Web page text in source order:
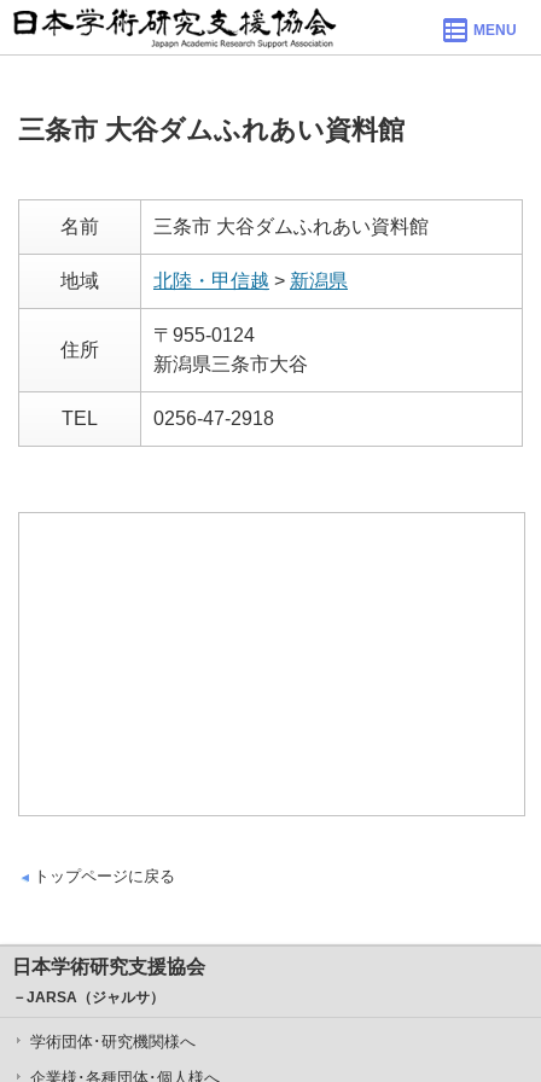
MENU
三条市 大谷ダムふれあい資料館
名前 三条市 大谷ダムふれあい資料館
地域 北陸・甲信越 > 新潟県
住所
〒955-0124
新潟県三条市大谷
TEL 0256-47-2918
トップページに戻る
日本学術研究支援協会
－JARSA（ジャルサ）
学術団体･研究機関様へ
企業様･各種団体･個人様へ